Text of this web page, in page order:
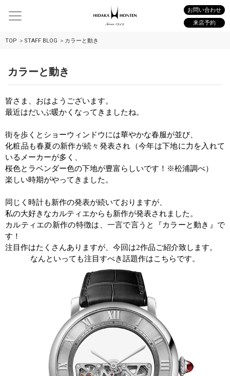
お問い合わせ
来店予約
TOP STAFF BLOG カラーと動き
カラーと動き
皆さま、おはようございます。
最近はだいぶ暖かくなってきましたね。
街を歩くとショーウィンドウには華やかな春服が並び、
化粧品も春夏の新作が続々発表され（今年は下地に力を入れて
いるメーカーが多く、
桜色とラベンダー色の下地が豊富らしいです！ ※松浦調べ）
楽しい時期がやってきました。
同じく時計も新作の発表が続いておりますが、
私の大好きなカルティエからも新作が発表されました。
カルティエの新作の特徴は、一言で言うと『カラーと動き』で
す！
注目作はたくさんありますが、今回は2作品ご紹介致します。
なんといっても注目すべき話題作はこちらです。